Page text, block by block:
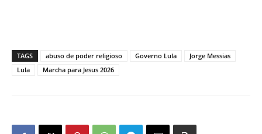
TAGS abuso de poder religioso Governo Lula
Jorge Messias
Lula
Marcha para Jesus 2026